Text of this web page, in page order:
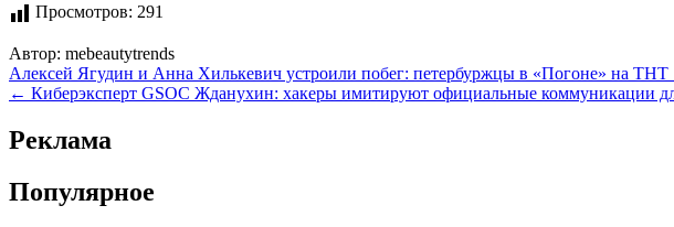
Просмотров: 291
Автор: mebeautytrends
Навигация
по
записям
Алексей Ягудин и Анна Хилькевич устроили побег: петербуржцы в «Погоне» на
← Киберэксперт GSOC Жданухин: хакеры имитируют официальные коммуникации
Реклама
Популярное